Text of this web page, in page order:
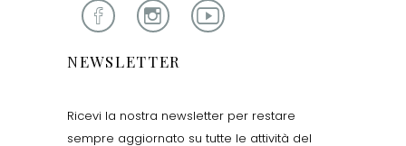
NEWSLETTER
Ricevi la nostra newsletter per restare
sempre aggiornato su tutte le attività del